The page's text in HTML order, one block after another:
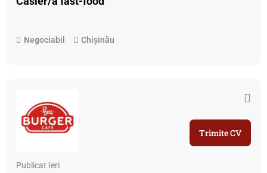
Negociabil Chișinău
Publicat Ieri
Trimite CV